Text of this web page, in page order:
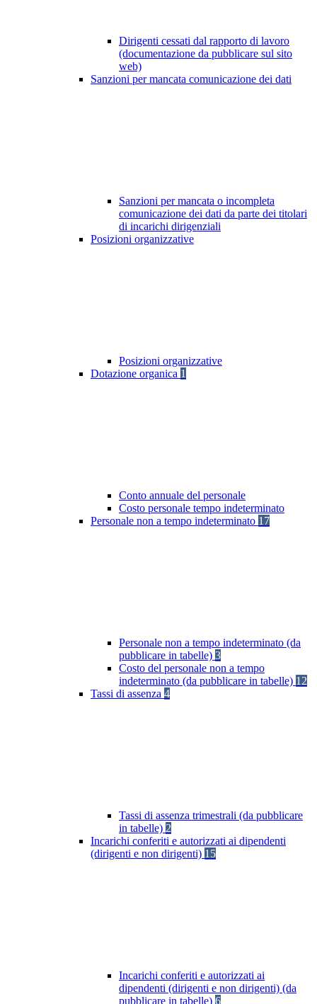
Dirigenti cessati dal rapporto di lavoro
(documentazione da pubblicare sul sito
web)
Sanzioni per mancata comunicazione dei dati
Sanzioni per mancata o incompleta
comunicazione dei dati da parte dei titolari
di incarichi dirigenziali
Posizioni organizzative
Posizioni organizzative
Dotazione organica 1
Conto annuale del personale
Costo personale tempo indeterminato
Personale non a tempo indeterminato 17
Personale non a tempo indeterminato (da
pubblicare in tabelle) 3
Costo del personale non a tempo
indeterminato (da pubblicare in tabelle) 12
Tassi di assenza 4
Tassi di assenza trimestrali (da pubblicare
in tabelle) 2
Incarichi conferiti e autorizzati ai dipendenti
(dirigenti e non dirigenti) 15
Incarichi conferiti e autorizzati ai
dipendenti (dirigenti e non dirigenti) (da
pubblicare in tabelle) 6